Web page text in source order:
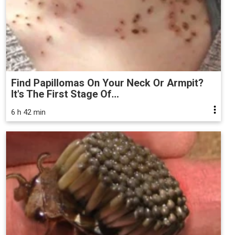
Find Papillomas On Your Neck Or Armpit?
It's The First Stage Of...
6 h 42 min